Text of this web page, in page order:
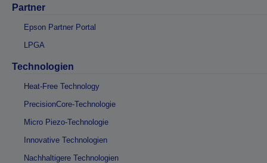
Partner
Epson Partner Portal
LPGA
Technologien
Heat-Free Technology
PrecisionCore-Technologie
Micro Piezo-Technologie
Innovative Technologien
Nachhaltigere Technologien